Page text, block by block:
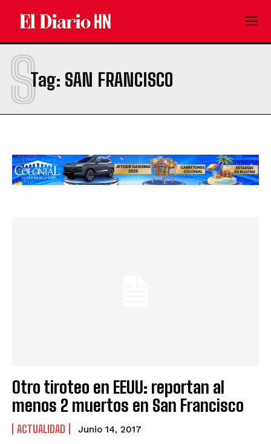
Tag: SAN FRANCISCO
S
Otro tiroteo en EEUU: reportan al
menos 2 muertos en San Francisco
ACTUALIDAD Junio 14, 2017